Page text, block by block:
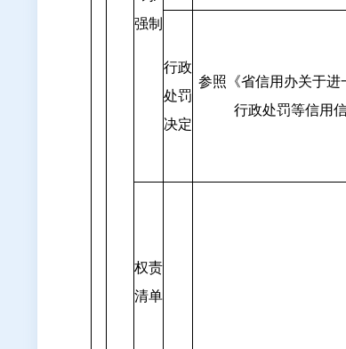
强制
行政
处罚
决定
参照《省信用办关于进
行政处罚等信用
权责
清单